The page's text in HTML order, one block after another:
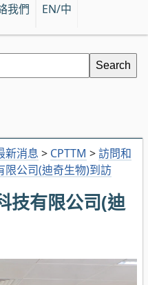
我們 EN/中
新消息 > CPTTM >訪問和
限公司(迪奇生物)到訪
技有限公司(迪